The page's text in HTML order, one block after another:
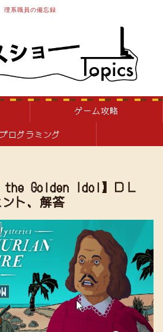
理系職員の備忘録
ゲーム攻略
プログラミング
the Golden Idol】ＤＬ
ト、解答